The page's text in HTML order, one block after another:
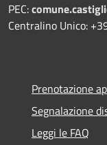
PEC:
Centralino Unico:
Prenotazione
Segnalazione
Leggi le FAQ